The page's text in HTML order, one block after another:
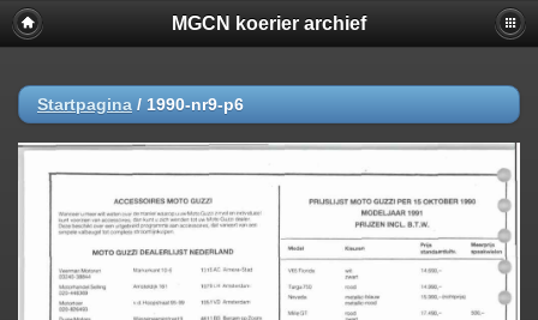
MGCN koerier archief
Startpagina / 1990-nr9-p6